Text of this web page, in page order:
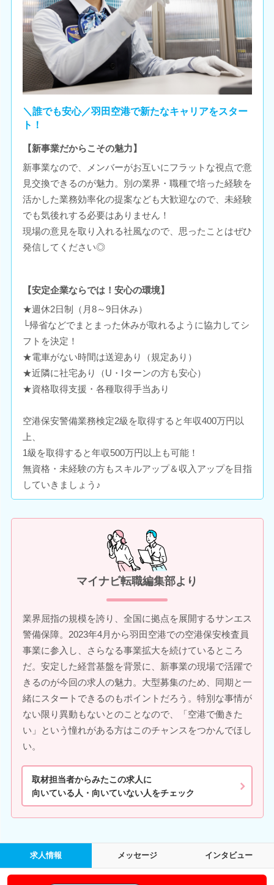
＼誰でも安心／羽田空港で新たなキャリアをスター
ト！
【新事業だからこその魅力】
新事業なので、メンバーがお互いにフラットな視点で意
見交換できるのが魅力。別の業界・職種で培った経験を
活かした業務効率化の提案なども大歓迎なので、未経験
でも気後れする必要はありません！
現場の意見を取り入れる社風なので、思ったことはぜひ
発信してください◎
【安定企業ならでは！安心の環境】
★週休2日制（月8～9日休み）
└帰省などでまとまった休みが取れるように協力してシ
フトを決定！
★電車がない時間は送迎あり（規定あり）
★近隣に社宅あり（U・Iターンの方も安心）
★資格取得支援・各種取得手当あり
空港保安警備業務検定2級を取得すると年収400万円以
上、
1級を取得すると年収500万円以上も可能！
無資格・未経験の方もスキルアップ＆収入アップを目指
していきましょう♪
マイナビ転職編集部より
業界屈指の規模を誇り、全国に拠点を展開するサンエス
警備保障。2023年4月から羽田空港での空港保安検査員
事業に参入し、さらなる事業拡大を続けているところ
だ。安定した経営基盤を背景に、新事業の現場で活躍で
きるのが今回の求人の魅力。大型募集のため、同期と一
緒にスタートできるのもポイントだろう。特別な事情が
ない限り異動もないとのことなので、「空港で働きた
い」という憧れがある方はこのチャンスをつかんでほし
い。
取材担当者からみたこの求人に
向いている人・向いていない人をチェック
求人情報 メッセージ インタビュー